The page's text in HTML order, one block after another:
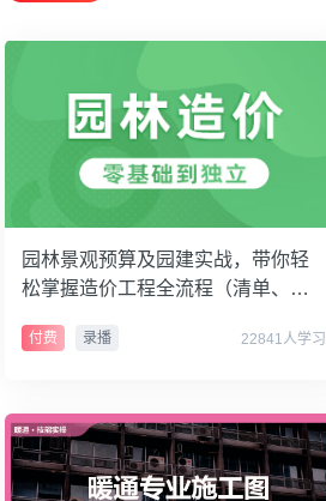
园林景观预算及园建实战，带你轻
松掌握造价工程全流程（清单、定
付费 录播 22841人学习